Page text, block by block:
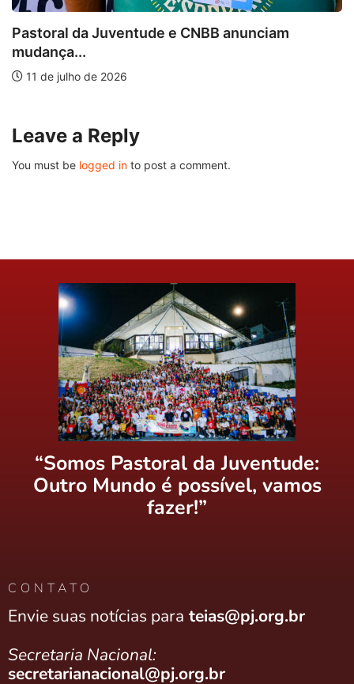
Pastoral da Juventude e CNBB anunciam
mudança...
11 de julho de 2026
Leave a Reply
You must be logged in to post a comment.
“Somos Pastoral da Juventude:
Outro Mundo é possível, vamos
fazer!”
CONTATO
Envie suas notícias para teias@pj.org.br
Secretaria Nacional:
secretarianacional@pj.org.br